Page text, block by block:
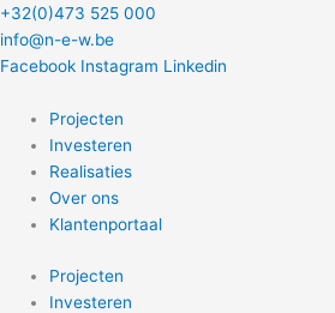
Ga
naar
de
+32(0)473 525 000
info@n-e-w.be
Facebook Instagram Linkedin
Projecten
Investeren
Realisaties
Over ons
Klantenportaal
Projecten
Investeren